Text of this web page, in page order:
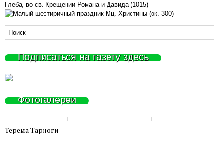
Глеба, во св. Крещении Романа и Давида (1015)
Мц. Христины (ок. 300)
Подписаться на газету здесь
Фотогалереи
Терема Тарноги